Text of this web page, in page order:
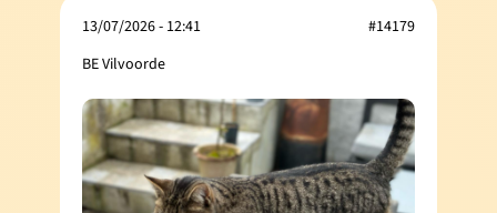
13/07/2026 - 12:41
BE Vilvoorde
#14179